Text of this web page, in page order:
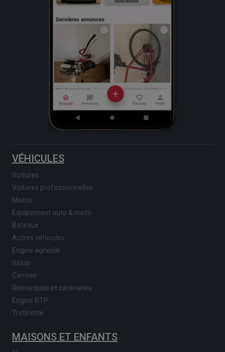
VÉHICULES
Voitures
Voitures professionnelles
Motos
Equipement auto & moto
Bateaux
Autres véhicules
Engins agricole
Vélos
Camion
Remorques et caravanes
Engins BTP
Trotinette
MAISONS ET ENFANTS